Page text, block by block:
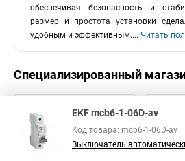
обеспечивая безопасность и
размер и простота установки
удобным и эффективным.... Читать
Специализированный
EKF mcb6-1-06D-av
Код товара: mcb6-1-06D-av
Выключатель